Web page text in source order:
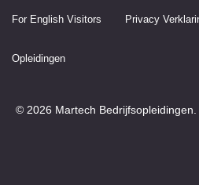
For English Visitors Privacy
Opleidingen
© 2026 Martech